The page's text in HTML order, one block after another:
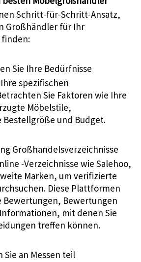
Schritt-für-Schritt-Ansatz,
Großhändler für Ihr
Sie Ihre Bedürfnisse
spezifischen
Sie Faktoren wie Ihre
Möbelstile,
und Budget.
Großhandelsverzeichnisse
-Verzeichnisse wie Salehoo,
Marken, um verifizierte
Diese Plattformen
Bewertungen
mit denen Sie
treffen können.
an Messen teil